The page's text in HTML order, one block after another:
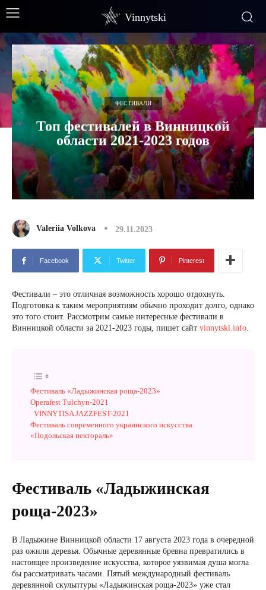
Vinnytski
ФЕСТИВАЛИ
Топ фестивалей в Винницкой
области 2021-2023 годов
Valeriia Volkova 29.11.2023
Facebook Twitter Pinterest
Фестивали – это отличная возможность хорошо отдохнуть.
Подготовка к таким мероприятиям обычно проходит долго, однако
это того стоит. Рассмотрим самые интересные фестивали в
Винницкой области за 2021-2023 годы, пишет сайт vinnytski.info.
Фестиваль «Ладыжинская роща-2023»
Operafest Tulchyn-2021
VINNYTISA JAZZFEST-2021
Фестиваль современного украинского искусства
«Подольская пектораль»
Фестиваль «Ладыжинская
роща-2023»
В Ладыжине Винницкой области 17 августа 2023 года в очередной
раз ожили деревья. Обычные деревянные бревна превратились в
настоящее произведение искусства, которое уязвимая душа могла
бы рассматривать часами. Пятый международный фестиваль
деревянной скульптуры «Ладыжинская роща-2023» уже стал